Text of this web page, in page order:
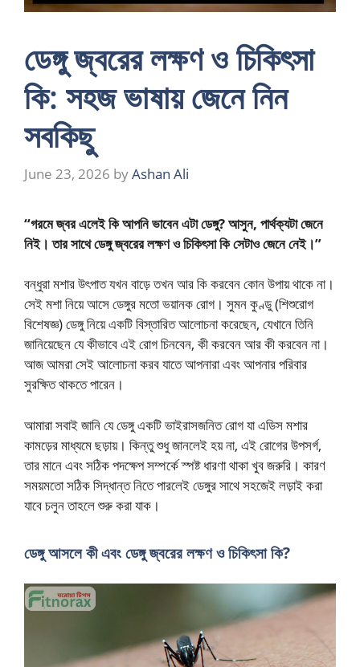
ডেঙ্গু জ্বরের লক্ষণ ও চিকিৎসা
কি: সহজ ভাষায় জেনে নিন
সবকিছু
June 23, 2026 byAshan Ali
“গরমে জ্বর এলেই কি আপনি ভাবেন এটা ডেঙ্গু? আসুন, পার্থক্যটা জেনে
নিই। তার সাথে ডেঙ্গু জ্বরের লক্ষণ ও চিকিৎসা কি সেটাও জেনে নেই।”
বন্ধুরা মশার উৎপাত যখন বাড়ে তখন আর কি করবেন কোন উপায় থাকে না।
সেই মশা নিয়ে আসে ডেঙ্গুর মতো ভয়ানক রোগ। সুমন কুণ্ডু (শিশুরোগ
বিশেষজ্ঞ) ডেঙ্গু নিয়ে একটি বিস্তারিত আলোচনা করেছেন, যেখানে তিনি
জানিয়েছেন যে কীভাবে এই রোগ চিনবেন, কী করবেন আর কী করবেন না।
আজ আমরা সেই আলোচনা করব যাতে আপনারা এবং আপনার পরিবার
সুরক্ষিত থাকতে পারেন।
আমারা সবাই জানি যে ডেঙ্গু একটি ভাইরাসজনিত রোগ যা এডিস মশার
কামড়ের মাধ্যমে ছড়ায়। কিন্তু শুধু জানলেই হয় না, এই রোগের উপসর্গ,
তার মানে এবং সঠিক পদক্ষেপ সম্পর্কে স্পষ্ট ধারণা থাকা খুব জরুরি। কারণ
সময়মতো সঠিক সিদ্ধান্ত নিতে পারলেই ডেঙ্গুর সাথে সহজেই লড়াই করা
যাবে চলুন তাহলে শুরু করা যাক।
ডেঙ্গু আসলে কী এবং ডেঙ্গু জ্বরের লক্ষণ ও চিকিৎসা কি?